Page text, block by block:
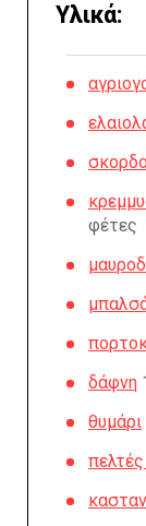
Υλικά:
σκορδο
φέτες
δάφνη
θυμάρι